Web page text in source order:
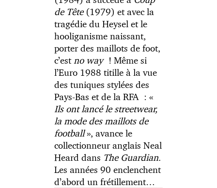
de Tête(1979) et avec la
tragédie du Heysel et le
hooliganisme naissant,
porter des maillots de foot,
c’estno way! Même si
l’Euro 1988 titille à la vue
des tuniques stylées des
Pays-Bas et de la RFA : «
Ils ont lancé le streetwear,
la mode des maillots de
football», avance le
collectionneur anglais Neal
Heard dans The Guardian.
Les années 90 enclenchent
d’abord un frétillement…